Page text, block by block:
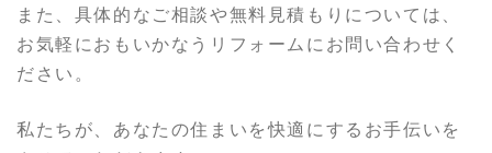
また、具体的なご相談や無料見積もりについては、
お気軽におもいかなうリフォームにお問い合わせく
ださい。
私たちが、あなたの住まいを快適にするお手伝いを